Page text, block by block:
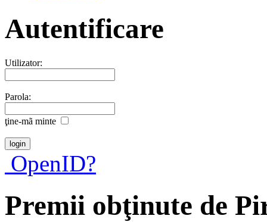
Autentificare
Utilizator:
Parola:
ţine-mã minte
OpenID?
Premii obţinute de